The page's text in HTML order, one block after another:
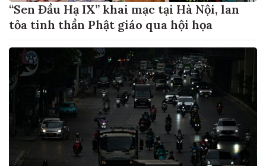
“Sen Đầu Hạ IX” khai mạc tại Hà Nội, lan
tỏa tinh thần Phật giáo qua hội họa